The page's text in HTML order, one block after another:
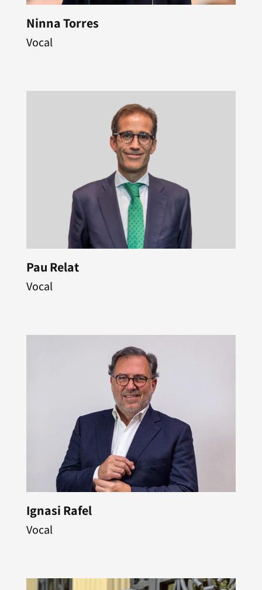
Ninna Torres
Vocal
Pau Relat
Vocal
Ignasi Rafel
Vocal